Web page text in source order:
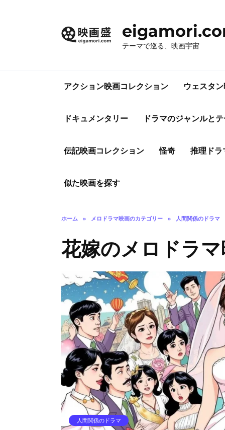
テーマで巡る、映画宇宙
アクション映画コレクション ウェスタ
ドキュメンタリー ドラマのジャンルと
伝記映画コレクション 怪奇 推理ドラ
似た映画を探す
ホーム » メロドラマ映画のカテゴリー » 人間関係のドラマ
花嫁のメロドラ
人間関係のドラマ